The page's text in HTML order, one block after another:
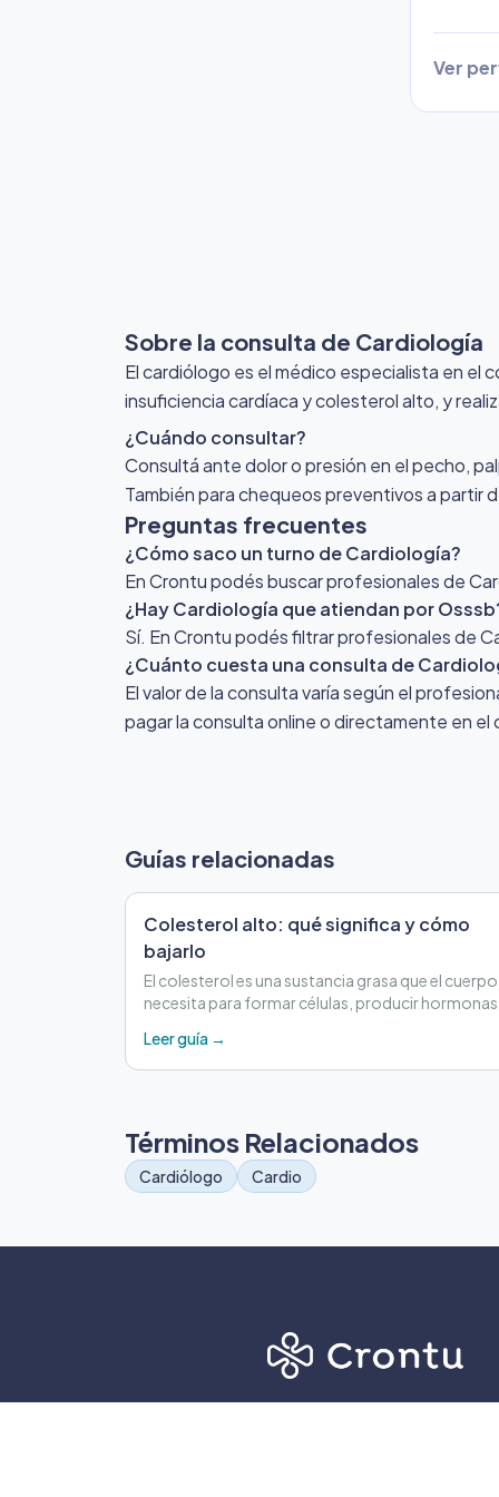
Ver
Sobre la consulta de Cardiología
El cardiólogo es el médico especialista en el
insuficiencia cardíaca y colesterol alto, y
¿Cuándo consultar?
Consultá ante dolor o presión en el pecho,
También para chequeos preventivos a partir
Preguntas frecuentes
¿Cómo saco un turno de Cardiología?
En Crontu podés buscar profesionales de
¿Hay Cardiología que atiendan por
Sí. En Crontu podés filtrar profesionales de
¿Cuánto cuesta una consulta de
El valor de la consulta varía según el
pagar la consulta online o directamente en el
Guías relacionadas
Colesterol alto: qué significa y cómo
bajarlo
El colesterol es una sustancia grasa que el cuerpo
necesita para formar células, producir hormonas y
Leer guía →
Términos Relacionados
Cardiólogo Cardio